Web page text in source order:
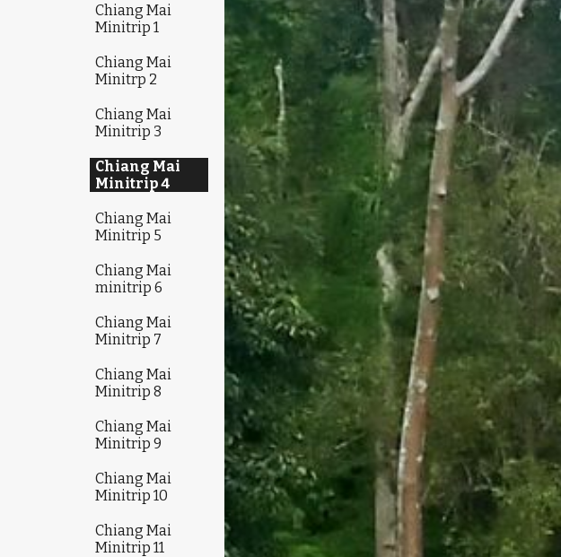
Chiang Mai
Minitrip 1
Chiang Mai
Minitrp 2
Chiang Mai
Minitrip 3
Chiang Mai
Minitrip 4
Chiang Mai
Minitrip 5
Chiang Mai
minitrip 6
Chiang Mai
Minitrip 7
Chiang Mai
Minitrip 8
Chiang Mai
Minitrip 9
Chiang Mai
Minitrip 10
Chiang Mai
Minitrip 11